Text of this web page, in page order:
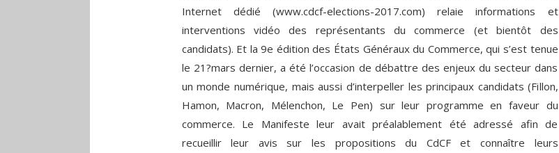
Internet dédié (www.cdcf-elections-2017.com) relaie informations et
interventions vidéo des représentants du commerce (et bientôt des
candidats). Et la 9e édition des États Généraux du Commerce, qui s’est tenue
le 21?mars dernier, a été l’occasion de débattre des enjeux du secteur dans
un monde numérique, mais aussi d’interpeller les principaux candidats (Fillon,
Hamon, Macron, Mélenchon, Le Pen) sur leur programme en faveur du
commerce. Le Manifeste leur avait préalablement été adressé afin de
recueillir leur avis sur les propositions du CdCF et connaître leurs